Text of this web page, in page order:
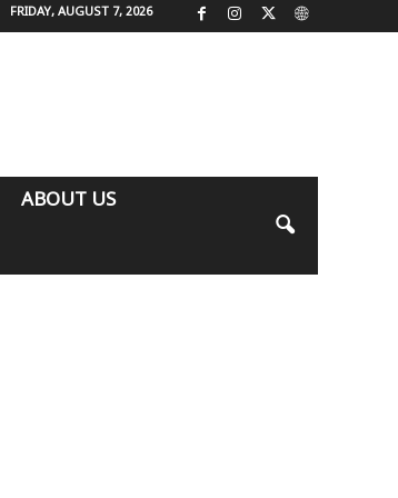
FRIDAY, AUGUST 7, 2026
ABOUT US